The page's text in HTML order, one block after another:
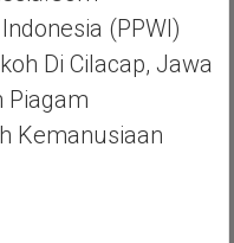
(PPWI)
Di Cilacap, Jawa
Piagam
Kemanusiaan